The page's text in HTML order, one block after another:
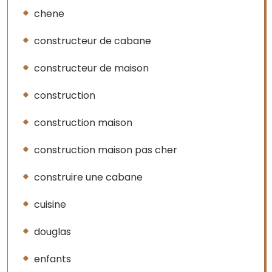
chene
constructeur de cabane
constructeur de maison
construction
construction maison
construction maison pas cher
construire une cabane
cuisine
douglas
enfants